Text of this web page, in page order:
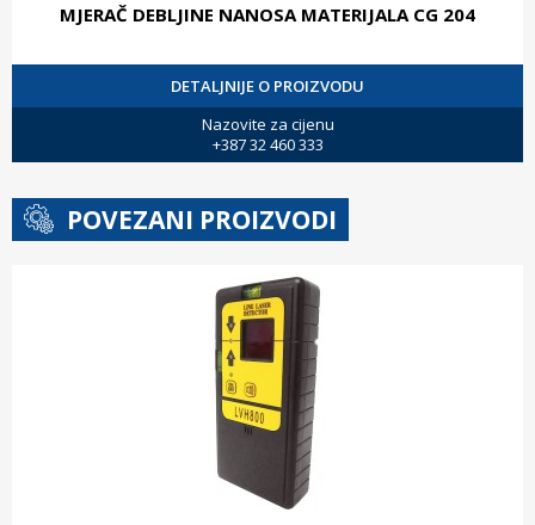
MJERAČ DEBLJINE NANOSA MATERIJALA CG 204
DETALJNIJE O PROIZVODU
Nazovite za cijenu
+387 32 460 333
POVEZANI PROIZVODI